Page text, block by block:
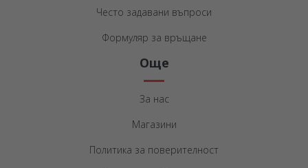
Често задавани въпроси
Формуляр за връщане
Още
За нас
Магазини
Политика за поверителност